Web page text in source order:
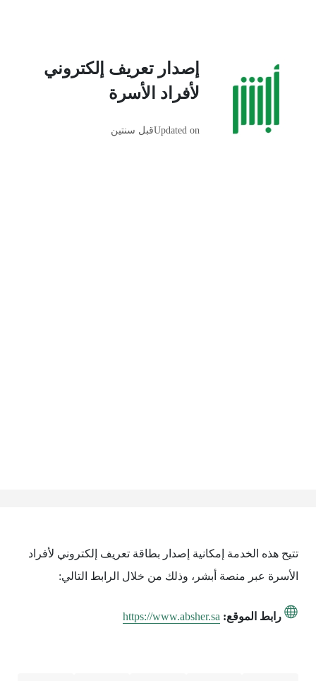
إصدار تعريف إلكتروني
لأفراد الأسرة
Updated onقبل سنتين
تتيح هذه الخدمة إمكانية إصدار بطاقة تعريف إلكتروني لأفراد
الأسرة عبر منصة أبشر، وذلك من خلال الرابط التالي:
رابط الموقع: https://www.absher.sa